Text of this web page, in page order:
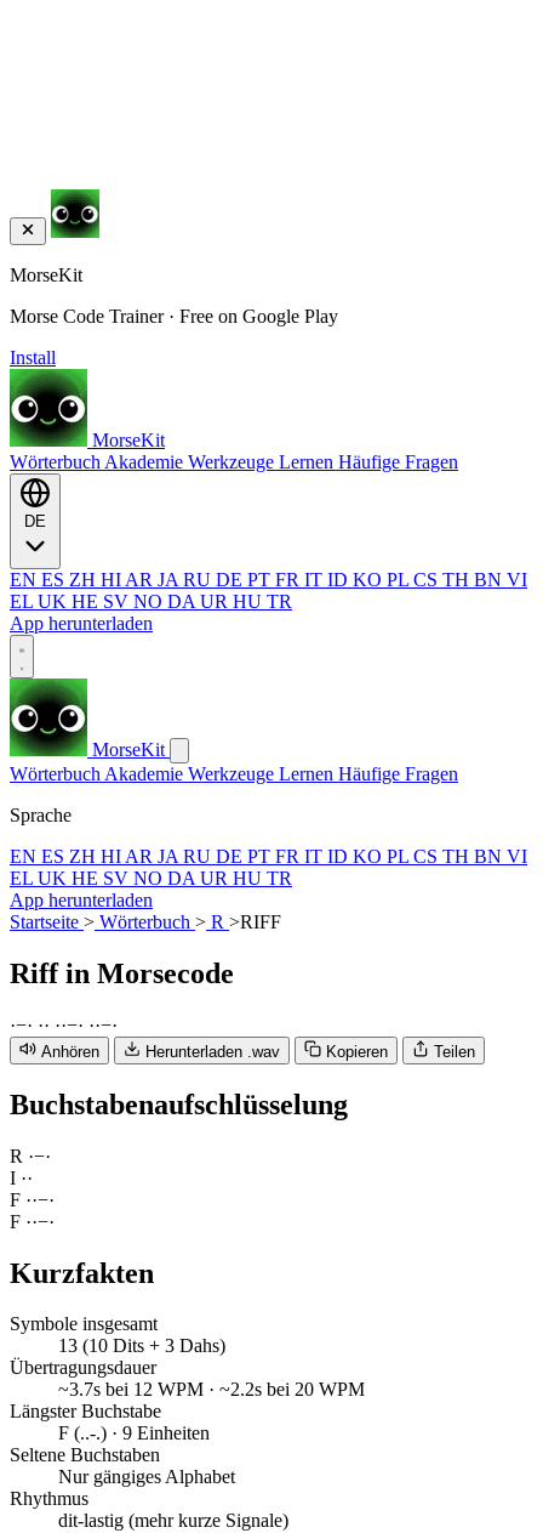
MorseKit
Morse Code Trainer · Free on Google Play
Install
MorseKit
Wörterbuch Akademie Werkzeuge Lernen Häufige Fragen
EN ES ZH HI AR JA RU DE PT FR IT ID KO PL CS TH BN VI
EL UK HE SV NO DA UR HU TR
App herunterladen
MorseKit
Wörterbuch Akademie Werkzeuge Lernen Häufige Fragen
Sprache
EN ES ZH HI AR JA RU DE PT FR IT ID KO PL CS TH BN VI
EL UK HE SV NO DA UR HU TR
App herunterladen
Startseite > Wörterbuch > R >RIFF
Riffin Morsecode
·−· ·· ··−· ··−·
Anhören Herunterladen .wav Kopieren Teilen
Buchstabenaufschlüsselung
R ·−·
I ··
F ··−·
F ··−·
Kurzfakten
Symbole insgesamt
13 (10 Dits + 3 Dahs)
Übertragungsdauer
~3.7s bei 12 WPM · ~2.2s bei 20 WPM
Längster Buchstabe
F (..-.) · 9 Einheiten
Seltene Buchstaben
Nur gängiges Alphabet
Rhythmus
dit-lastig (mehr kurze Signale)